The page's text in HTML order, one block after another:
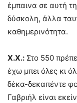
έμπαινα σε αυτή
δύσκολη, άλλα
καθημερινότητα.
Χ.Χ.: Στο 550
έχω μπει όλες κι
δέκα-δεκαπέντε
Γαβριήλ είναι